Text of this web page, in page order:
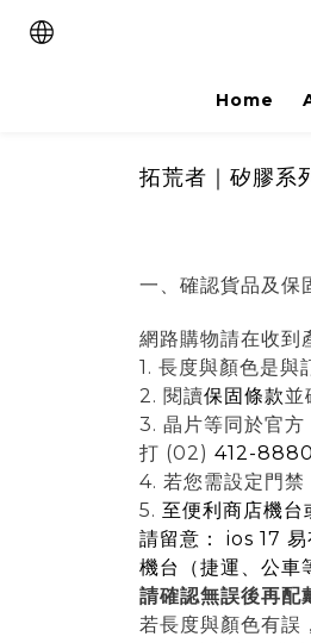
Home
拓荒者｜矽膠系
一、確認貨品及保
網路購物請在收到
1. 長度與顏色是與
2. 閱讀保固條款並
3. 晶片等同於官
打 (02) 412-8880
4. 若您需設定門
5. 至便利商店機台
請留意： ios 17
機台（捷運、公車
請確認無誤後再配
若長度與顏色有